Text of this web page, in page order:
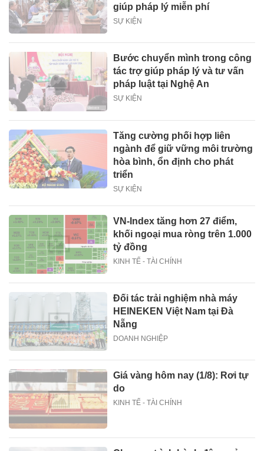
giúp pháp lý miễn phí
SỰ KIỆN
Bước chuyển mình trong công
tác trợ giúp pháp lý và tư vấn
pháp luật tại Nghệ An
SỰ KIỆN
Tăng cường phối hợp liên
ngành để giữ vững môi trường
hòa bình, ổn định cho phát
triển
SỰ KIỆN
VN-Index tăng hơn 27 điểm,
khối ngoại mua ròng trên 1.000
tỷ đồng
KINH TẾ - TÀI CHÍNH
Đối tác trải nghiệm nhà máy
HEINEKEN Việt Nam tại Đà
Nẵng
DOANH NGHIỆP
Giá vàng hôm nay (1/8): Rơi tự
do
KINH TẾ - TÀI CHÍNH